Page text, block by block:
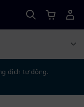
dịch tự động.